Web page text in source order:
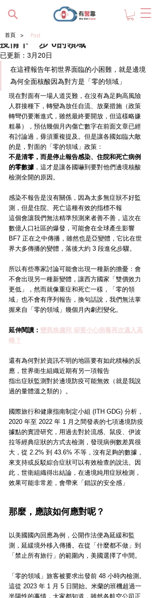
疫情下一步 0的領域
已更新： 3月20日
在這裡報告年初世界面臨的小困難，就是邊境
為何全面核酸因為對方是「零的領域」
現在對面有一場人道災難，在沒有為足夠高風險
人群接種下，轉變為放任自流、放棄措施（政策
轉彎仍要漸進式，雖然最終要開放，但這樣略嫌
粗暴），預估幾個月內傷亡數字在前面文章已經
有討論過，毋須重複提及。但是讓各國如臨大敵
的是，對面的「零的領域」政策：
不是清零，而是停止報告感染、住院和死亡病例
的零數據 ，這才是讓各國嚇到要對他們邊境核酸
檢測全開的原因。
感染不報告是沒有關係，因為太多無症狀不好監
測，但是住院、死亡這種有效的指標不報
這個會讓我們無法精準預測來者善不善，這次在
數億人口社區的爆發，可能會在全球產生影響
BF7 正在之中傳播，雖然也是亞變體，它比在世
界大多傳播的變體，落後大約 3 段進化步驟。
所以有些專家討論可能會出現一種新的擔憂：會
不會出現另一種新變體，讓西方國家「雙價效力
更低」，然而就像重症和死亡一樣，「零的領
域」也不會有序列報告，換句話說，我們無法掌
握來自「零的領域」幾個月內劇烈變化。
延伸閱讀： 變異株趨同 卻要小心病毒再次邁入高
峰？
還有為何對於資訊不明的地區要有如此積極的反
應，世界衛生組織近期有另一項報告
指出症狀監測對於邊境防疫可能無效（就是我說
過的量體溫之類的）。
國際旅行和健康指南制定小組 (ITH GDG) 分析，
2020 年至 2022 年 1 月之間發表的七項邊境防疫
據點的實證研究，用過去對於流感、鼠疫、伊波
拉等經典症狀的方式去檢測，發現病例數差異很
大，從 2.2% 到 43.6% 不等，沒有足夠的數據，
來支持或反駁綜合症狀可以有效檢查的說法。因
此，世衛組織得出結論，在邊境純用症狀檢測，
效果可能非常差，會帶來「錯誤的安全感」
那麼，應該如何應對呢？
以美國國內回應為例，公開作法便為延緩和監
測，延緩境外移入傳播。在從「什麼都不做」到
「禁止所有旅行」的範圍內，美國選擇了中間。
「零的領域」旅客被要求出發前 48 小時內檢測。
這從 2023 年 1 月 5 日開始。米蘭的班機超過一
半陽性的事情，大家都知道，雖然各航空公司正
首頁 > Post